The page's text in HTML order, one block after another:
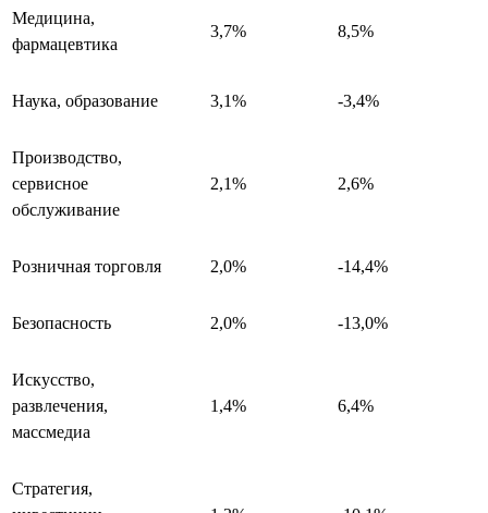
Медицина,
фармацевтика
3,7% 8,5%
Наука, образование 3,1% -3,4%
Производство,
сервисное
обслуживание
2,1% 2,6%
Розничная торговля 2,0% -14,4%
Безопасность 2,0% -13,0%
Искусство,
развлечения,
массмедиа
1,4% 6,4%
Стратегия,